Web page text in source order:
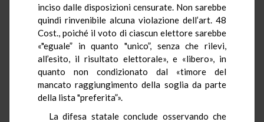
inciso dalle disposizioni censurate. Non sarebbe
quindi rinvenibile alcuna violazione dell’art. 48
Cost., poiché il voto di ciascun elettore sarebbe
«"eguale” in quanto "unico”, senza che rilevi,
all’esito, il risultato elettorale», e «libero», in
quanto non condizionato dal «timore del
mancato raggiungimento della soglia da parte
della lista "preferita”».
La difesa statale conclude osservando che